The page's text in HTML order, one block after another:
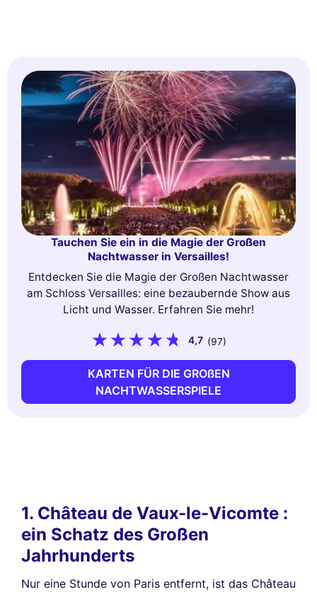
Tauchen Sie ein in die Magie der Großen
Nachtwasser in Versailles!
Entdecken Sie die Magie der Großen Nachtwasser
am Schloss Versailles: eine bezaubernde Show aus
Licht und Wasser. Erfahren Sie mehr!
4,7 (97)
KARTEN FÜR DIE GROßEN
NACHTWASSERSPIELE
1. Château de Vaux-le-Vicomte :
ein Schatz des Großen
Jahrhunderts
Nur eine Stunde von Paris entfernt, ist das Château